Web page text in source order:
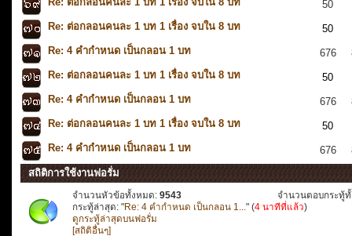
50
Re: ต่อกลอนคนละ 1 บท 1 เรื่อง จบใน 8 บท
50
Re: 4 คำกำหนด เป็นกลอน 1 บท
676
Re: ต่อกลอนคนละ 1 บท 1 เรื่อง จบใน 8 บท
50
Re: 4 คำกำหนด เป็นกลอน 1 บท
676
Re: ต่อกลอนคนละ 1 บท 1 เรื่อง จบใน 8 บท
50
Re: 4 คำกำหนด เป็นกลอน 1 บท
676
สถิติการใช้งานฟอรั่ม
จำนวนหัวข้อทั้งหมด: 9543
จำนวนตอบกระทู้
กระทู้ล่าสุด: "Re: 4 คำกำหนด เป็นกลอน 1... " (4 นาทีที่แล้ว)
ดูกระทู้ล่าสุดบนฟอรั่ม
[สถิติอื่นๆ]